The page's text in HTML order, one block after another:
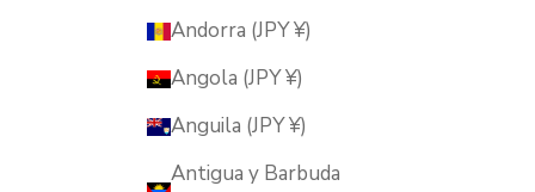
Andorra (JPY ¥)
Angola (JPY ¥)
Anguila (JPY ¥)
Antigua y Barbuda